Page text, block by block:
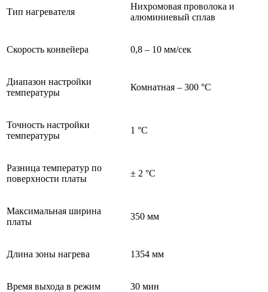
Тип нагревателя
Нихромовая проволока и
алюминиевый сплав
Скорость конвейера 0,8 – 10 мм/сек
Диапазон настройки
температуры
Комнатная – 300 °С
Точность настройки
температуры
1 °С
Разница температур по
поверхности платы
± 2 °С
Максимальная ширина
платы
350 мм
Длина зоны нагрева 1354 мм
Время выхода в режим 30 мин